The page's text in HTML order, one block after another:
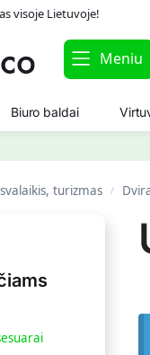
visoje Lietuvoje!
Meniu
Biuro baldai
turizmas /